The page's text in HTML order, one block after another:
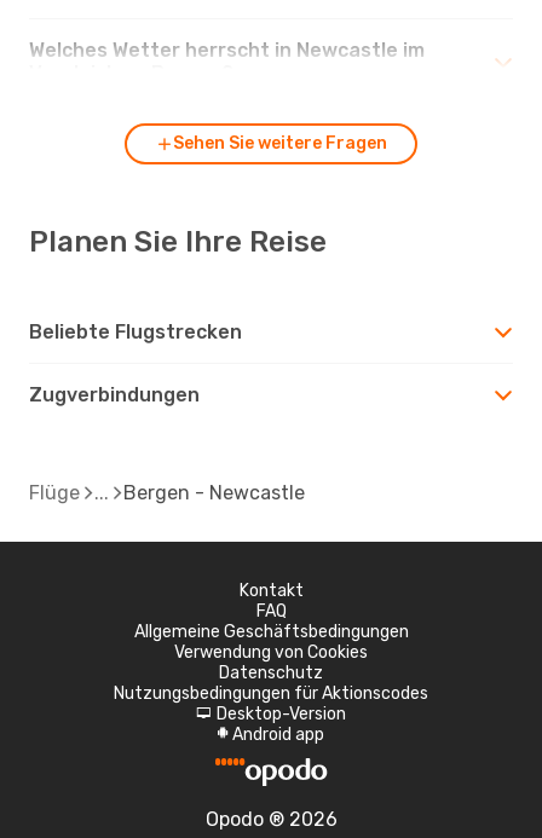
Welches Wetter herrscht in Newcastle im
Sehen Sie weitere Fragen
Planen Sie Ihre Reise
Beliebte Flugstrecken
Zugverbindungen
Flüge Bergen - Newcastle
Kontakt
FAQ
Allgemeine Geschäftsbedingungen
Verwendung von Cookies
Datenschutz
Nutzungsbedingungen für Aktionscodes
d Desktop-Version
A Android app
Opodo ® 2026